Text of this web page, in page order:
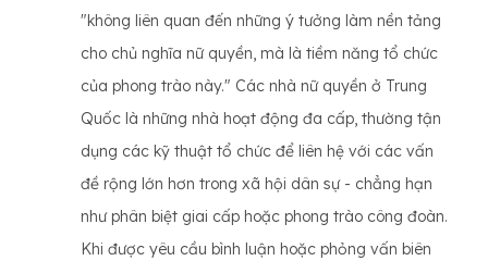
"không liên quan đến những ý tưởng làm nền tảng
cho chủ nghĩa nữ quyền, mà là tiềm năng tổ chức
của phong trào này." Các nhà nữ quyền ở Trung
Quốc là những nhà hoạt động đa cấp, thường tận
dụng các kỹ thuật tổ chức để liên hệ với các vấn
đề rộng lớn hơn trong xã hội dân sự - chẳng hạn
như phân biệt giai cấp hoặc phong trào công đoàn.
Khi được yêu cầu bình luận hoặc phỏng vấn biên